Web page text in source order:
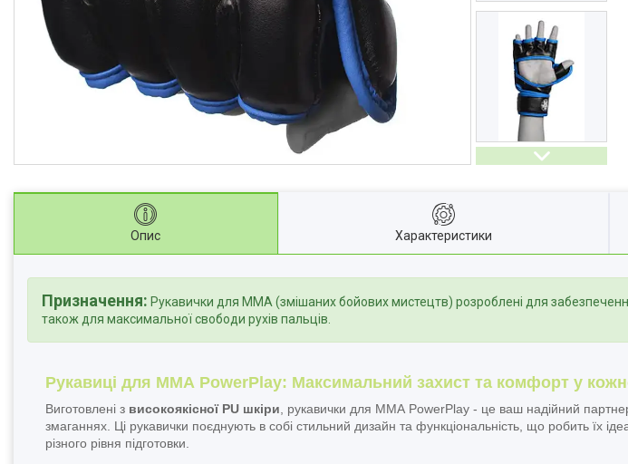
Опис Характеристики
Призначення: Рукавички для ММА (змішаних бойових мистецтв) розроблені для забезпечення
також для максимальної свободи рухів пальців.
Рукавиці для ММА PowerPlay: Максимальний захист та комфорт у
Виготовлені з високоякісної PU шкіри , рукавички для ММА PowerPlay - це ваш надійний
змаганнях. Ці рукавички поєднують в собі стильний дизайн та функціональність, що робить їх
різного рівня підготовки.